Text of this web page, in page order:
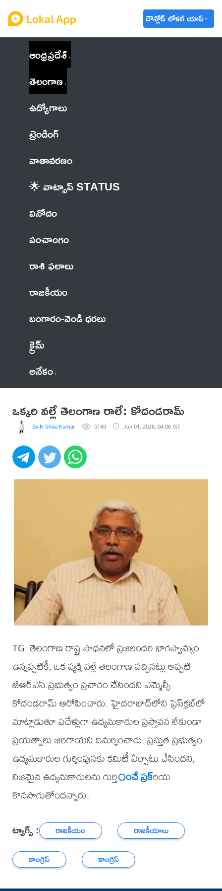
డౌన్లోడ్ లోకల్ యాప్
ఆంధ్రప్రదేశ్
తెలంగాణ
ఉద్యోగాలు
ట్రెండింగ్
వాతావరణం
🌟 వాట్సాప్ STATUS
వినోదం
పంచాంగం
రాశి ఫలాలు
రాజకీయం
బంగారం-వెండి ధరలు
క్రైమ్
అనేకం
ఒక్కరి వల్లే తెలంగాణ రాలే: కోదండరామ్
By N Shiva Kumar 5149 Jun 01, 2026, 04:06 IST
TG: తెలంగాణ రాష్ట్ర సాధనలో ప్రజలందరి భాగస్వామ్యం
ఉన్నప్పటికీ, ఒక వ్యక్తి వల్లే తెలంగాణ వచ్చినట్లు అప్పటి
బీఆర్ఎస్ ప్రభుత్వం ప్రచారం చేసిందని ఎమ్మెల్సీ
కోదండరామ్ ఆరోపించారు. హైదరాబాద్‌లోని ప్రెస్‌క్లబ్‌లో
మాట్లాడుతూ పదేళ్లుగా ఉద్యమకారుల ప్రస్తావన లేకుండా
ప్రయత్నాలు జరిగాయని విమర్శించారు. ప్రస్తుత ప్రభుత్వం
ఉద్యమకారుల గుర్తింపునకు కమిటీ ఏర్పాటు చేసిందని,
నిజమైన ఉద్యమకారులను గుర్తించే ప్రక్రియ
కొనసాగుతోందన్నారు.
ట్యాగ్స్ : రాజకీయం
రాజకీయాలు
కాంగ్రెస్
కాంగ్రెస్